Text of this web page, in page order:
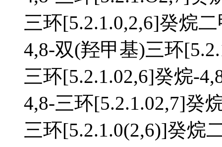
三环[5.2.1.0,2,6]癸烷
4,8-双(羟甲基)三环
三环[5.2.1.02,6]癸烷-
4,8-三环[5.2.1.02,7]癸
三环[5.2.1.0(2,6)]癸烷